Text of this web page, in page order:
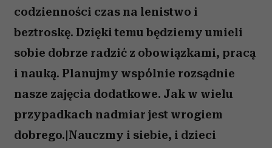
codzienności czas na lenistwo i
beztroskę. Dzięki temu będziemy umieli
sobie dobrze radzić z obowiązkami, pracą
i nauką. Planujmy wspólnie rozsądnie
nasze zajęcia dodatkowe. Jak w wielu
przypadkach nadmiar jest wrogiem
dobrego.|Nauczmy i siebie, i dzieci